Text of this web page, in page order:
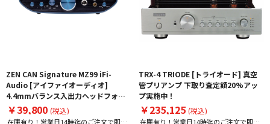
ZEN CAN Signature MZ99 iFi-
Audio [アイファイオーディオ]
4.4mmバランス入出力ヘッドフォン/
プリアンプ 下取り査定額20%アップ
実施中！
￥39,800 (税込)
在庫有り！営業日14時迄のご注文で即日
TRX-4 TRIODE [トライオード] 真空
管プリアンプ 下取り査定額20%アッ
プ実施中！
￥235,125 (税込)
在庫有り！営業日14時迄のご注文で即日